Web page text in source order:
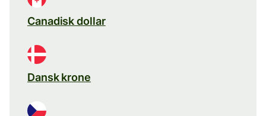
Canadisk dollar
Dansk krone